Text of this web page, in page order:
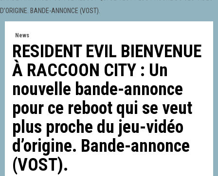
D’ORIGINE. BANDE-ANNONCE (VOST).
News
RESIDENT EVIL BIENVENUE
À RACCOON CITY : Un
nouvelle bande-annonce
pour ce reboot qui se veut
plus proche du jeu-vidéo
d’origine. Bande-annonce
(VOST).